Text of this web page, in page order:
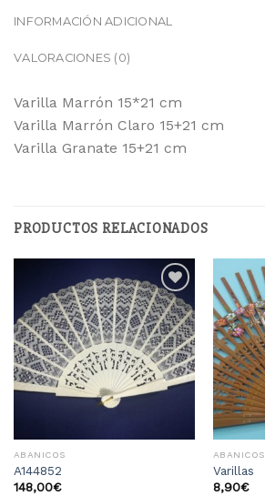
INFORMACIÓN ADICIONAL
VALORACIONES (0)
Varilla Marrón 15*21 cm
Varilla Marrón Claro 15+21 cm
Varilla Granate 15+21 cm
PRODUCTOS RELACIONADOS
Añadir
a la
lista
de
deseos
ABANICOS
A144852
148,00€
ABANICOS
Varillas
8,90€